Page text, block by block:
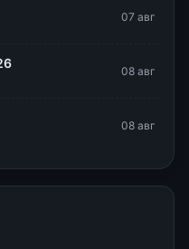
07 авг
08 авг
08 авг